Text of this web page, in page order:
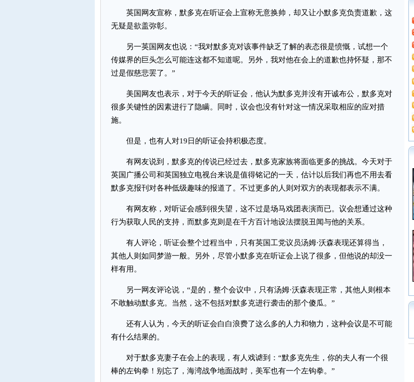
英国网友宣称，默多克在听证会上宣称无意换帅，却又让小默多克负责道歉，这
无疑是欲盖弥彰。
另一英国网友也说：“我对默多克对该事件缺乏了解的表态很是愤慨，试想一个
传媒界的巨头怎么可能连这都不知道呢。另外，我对他在会上的道歉也持怀疑，那不
过是假慈悲罢了。”
美国网友也表示，对于今天的听证会，他认为默多克并没有开诚布公，默多克对
很多关键性的因素进行了隐瞒。同时，议会也没有针对这一情况采取相应的应对措
施。
但是，也有人对19日的听证会持积极态度。
有网友说到，默多克的传说已经过去，默多克家族将面临更多的挑战。今天对于
英国广播公司和英国独立电视台来说是值得铭记的一天，估计以后我们再也不用去看
默多克报刊对各种低级趣味的报道了。不过更多的人则对双方的表现都表示不满。
有网友称，对听证会感到很失望，这不过是场马戏团表演而已。议会想通过这种
行为获取人民的支持，而默多克则是在千方百计地设法摆脱丑闻与他的关系。
有人评论，听证会整个过程当中，只有英国工党议员汤姆·沃森表现还算得当，
其他人则如同梦游一般。另外，尽管小默多克在听证会上说了很多，但他说的却没一
样有用。
另一网友评论说，“是的，整个会议中，只有汤姆·沃森表现正常，其他人则根本
不敢触动默多克。当然，这不包括对默多克进行袭击的那个傻瓜。”
还有人认为，今天的听证会白白浪费了这么多的人力和物力，这种会议是不可能
有什么结果的。
对于默多克妻子在会上的表现，有人戏谑到：“默多克先生，你的夫人有一个很
棒的左钩拳！别忘了，海湾战争地面战时，美军也有一个左钩拳。”